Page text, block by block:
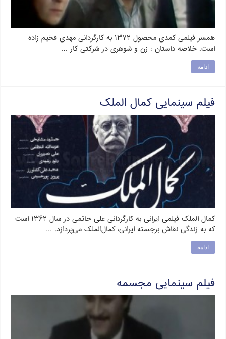
همسر فیلمی کمدی محصول ۱۳۷۲ به کارگردانی مهدی فخیم زاده
است. خلاصه داستان : زن و شوهری در شرکتی کار …
ادامه
فیلم سینمایی کمال الملک
کمال الملک فیلمی ایرانی به کارگردانی علی حاتمی در سال ۱۳۶۲ است
که به زندگی نقاش برجسته ایرانی، کمال‌الملک می‌پردازد. …
ادامه
فیلم سینمایی مجسمه